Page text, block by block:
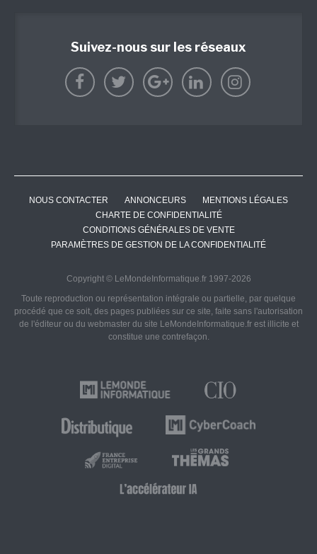
Suivez-nous sur les réseaux
NOUS CONTACTER ANNONCEURS
MENTIONS LÉGALES
CHARTE DE CONFIDENTIALITÉ
CONDITIONS GÉNÉRALES DE VENTE
PARAMÈTRES DE GESTION DE LA CONFIDENTIALITÉ
Copyright © LeMondeInformatique.fr 1997-2026
Toute reproduction ou représentation intégrale ou partielle, par quelque
procédé que ce soit, des pages publiées sur ce site, faite sans l'autorisation
de l'éditeur ou du webmaster du site LeMondeInformatique.fr est illicite et
constitue une contrefaçon.